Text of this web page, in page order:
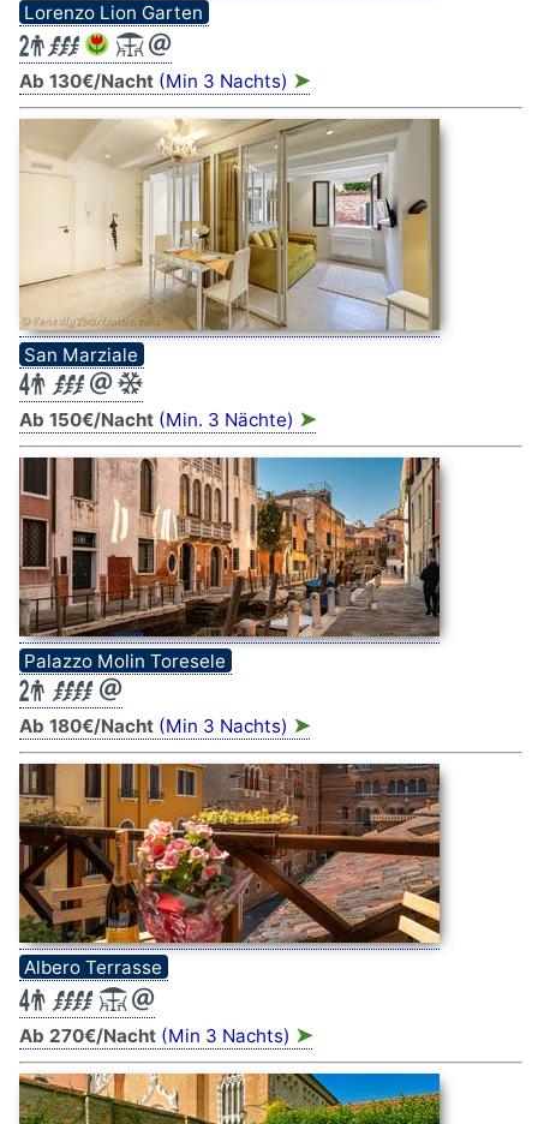
Lorenzo Lion Garten
Ab 130€/Nacht(Min 3 Nachts) ➤
San Marziale
Ab 150€/Nacht(Min. 3 Nächte) ➤
Palazzo Molin Toresele
Ab 180€/Nacht(Min 3 Nachts) ➤
Albero Terrasse
Ab 270€/Nacht(Min 3 Nachts) ➤